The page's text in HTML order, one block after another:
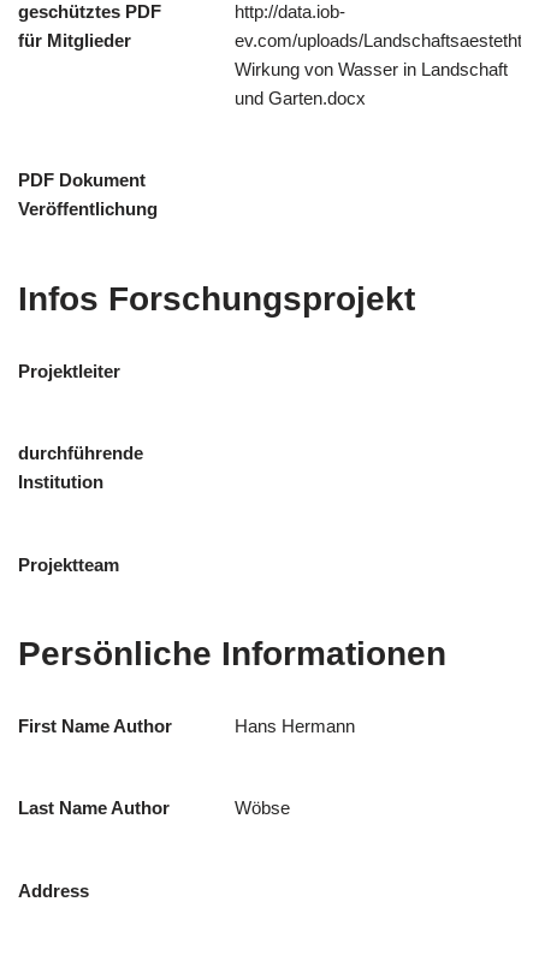
geschütztes PDF
für Mitglieder
http://data.iob-
ev.com/uploads/
Wirkung von Wasser in Landschaft
und Garten.docx
PDF Dokument
Veröffentlichung
Infos Forschungsprojekt
Projektleiter
durchführende
Institution
Projektteam
Persönliche Informationen
First Name Author Hans Hermann
Last Name Author Wöbse
Address